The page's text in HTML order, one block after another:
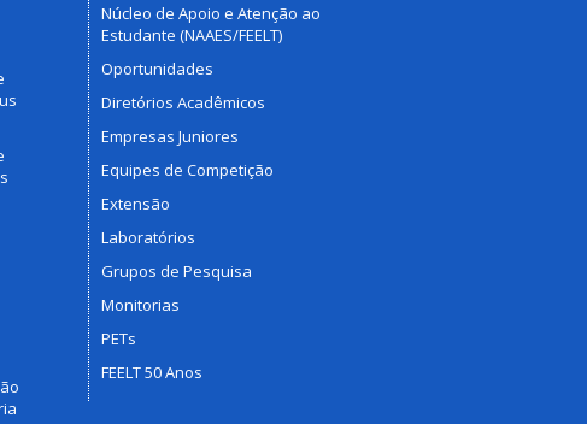
Núcleo de Apoio e Atenção ao
Estudante (NAAES/FEELT)
Oportunidades
Diretórios Acadêmicos
Empresas Juniores
Equipes de Competição
Extensão
Laboratórios
Grupos de Pesquisa
Monitorias
PETs
FEELT 50 Anos